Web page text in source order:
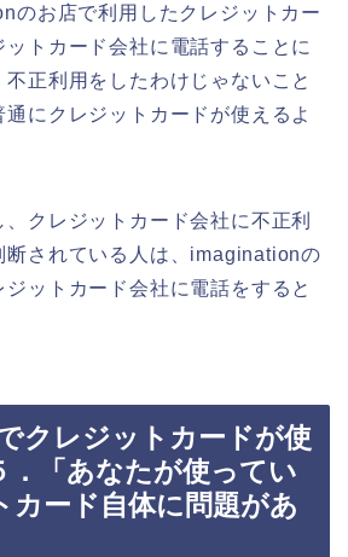
のお店で利用したクレジットカー
ットカード会社に電話することに
不正利用をしたわけじゃないこと
にクレジットカードが使えるよ
クレジットカード会社に不正利
断されている人は、imaginationの
ットカード会社に電話をすると
クレジットカードが使
．「あなたが使ってい
カード自体に問題があ